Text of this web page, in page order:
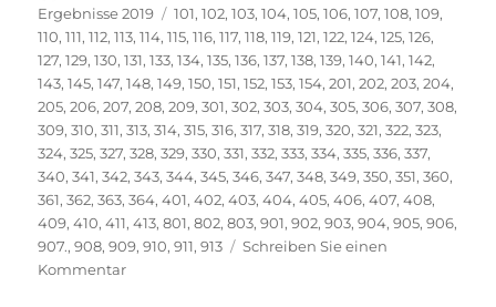
am
Ergebnisse 2019
Schlagwörter
101,102,103,104,105,106,107,108,109,
110,111,112,113,114,115,116,117,118,119,121,122,124,125,126,
127,129,130,131,133,134,135,136,137,138,139,140,141,142,
143,145,147,148,149,150,151,152,153,154,201,202,203,204,
205,206,207,208,209,301,302,303,304,305,306,307,308,
309,310,311,313,314,315,316,317,318,319,320,321,322,323,
324,325,327,328,329,330,331,332,333,334,335,336,337,
340,341,342,343,344,345,346,347,348,349,350,351,360,
361,362,363,364,401,402,403,404,405,406,407,408,
409,410,411,413,801,802,803,901,902,903,904,905,906,
907.,908,909,910,911,913
Schreiben Sie einen
Kommentarzu